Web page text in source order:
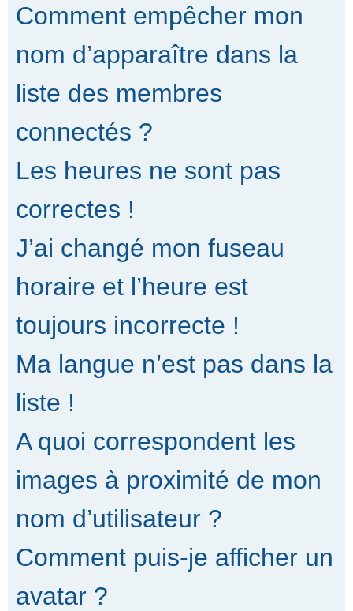
Comment empêcher mon
nom d’apparaître dans la
liste des membres
connectés ?
Les heures ne sont pas
correctes !
J’ai changé mon fuseau
horaire et l’heure est
toujours incorrecte !
Ma langue n’est pas dans la
liste !
A quoi correspondent les
images à proximité de mon
nom d’utilisateur ?
Comment puis-je afficher un
avatar ?